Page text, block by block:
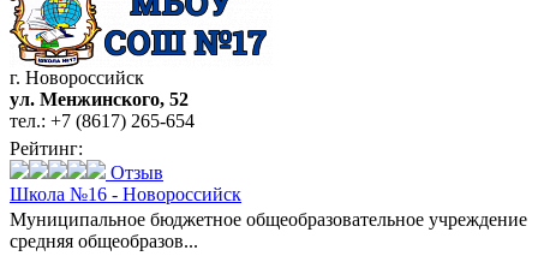
г. Новороссийск
ул. Менжинского, 52
тел.: +7 (8617) 265-654
Рейтинг:
Отзыв
Школа №16 - Новороссийск
Муниципальное бюджетное общеобразовательное учреждение
средняя общеобразов...